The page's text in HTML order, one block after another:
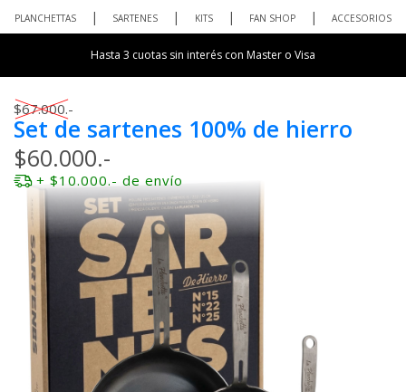
PLANCHETTAS SARTENES KITS FAN SHOP ACCESORIOS
Hasta 3 cuotas sin interés con Master o Visa
$67.000.-
Set de sartenes 100% de hierro
$60.000.-
+ $10.000.- de envío